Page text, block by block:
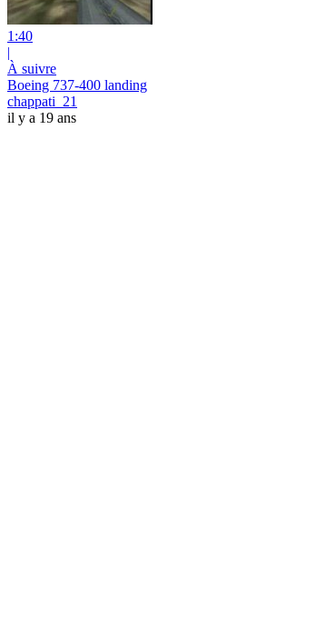
1:40
|
À suivre
Boeing 737-400 landing
chappati_21
il y a 19 ans